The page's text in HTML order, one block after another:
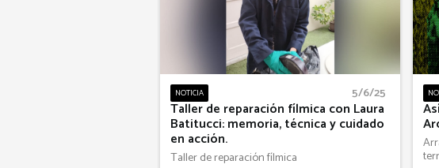
NOTICIA 5/6/25
Taller de reparación fílmica con Laura
Batitucci: memoria, técnica y cuidado
en acción.
Taller de reparación fílmica